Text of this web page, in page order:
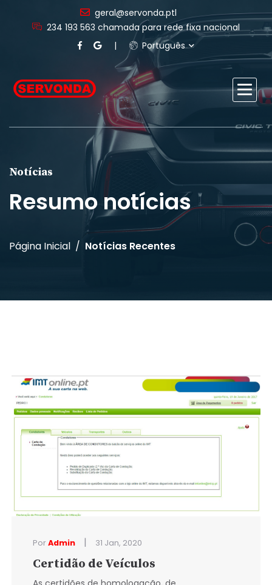
geral@servonda.ptl
234 193 563 chamada para rede fixa nacional
Português
Notícias
Resumo notícias
Página Inicial Notícias Recentes
PorAdmin | 31 Jan, 2020
Certidão de Veículos